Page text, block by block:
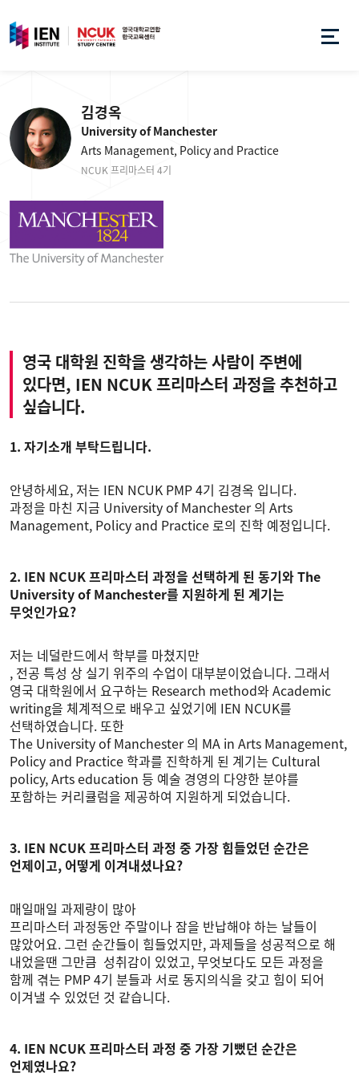
김경옥
University of Manchester
Arts Management, Policy and Practice
NCUK 프리마스터 4기
영국 대학원 진학을 생각하는 사람이 주변에
있다면, IEN NCUK 프리마스터 과정을 추천하고
싶습니다.
1. 자기소개 부탁드립니다.
안녕하세요, 저는 IEN NCUK PMP 4기 김경옥 입니다.
과정을 마친 지금 University of Manchester 의 Arts
Management, Policy and Practice 로의 진학 예정입니다.
2. IEN NCUK 프리마스터 과정을 선택하게 된 동기와 The
University of Manchester를 지원하게 된 계기는
무엇인가요?
저는 네덜란드에서 학부를 마쳤지만
, 전공 특성 상 실기 위주의 수업이 대부분이었습니다. 그래서
영국 대학원에서 요구하는 Research method와 Academic
writing을 체계적으로 배우고 싶었기에 IEN NCUK를
선택하였습니다. 또한
The University of Manchester 의 MA in Arts Management,
Policy and Practice 학과를 진학하게 된 계기는 Cultural
policy, Arts education 등 예술 경영의 다양한 분야를
포함하는 커리큘럼을 제공하여 지원하게 되었습니다.
3. IEN NCUK 프리마스터 과정 중 가장 힘들었던 순간은
언제이고, 어떻게 이겨내셨나요?
매일매일 과제량이 많아
프리마스터 과정동안 주말이나 잠을 반납해야 하는 날들이
많았어요. 그런 순간들이 힘들었지만, 과제들을 성공적으로 해
내었을땐 그만큼 성취감이 있었고, 무엇보다도 모든 과정을
함께 겪는 PMP 4기 분들과 서로 동지의식을 갖고 힘이 되어
이겨낼 수 있었던 것 같습니다.
4. IEN NCUK 프리마스터 과정 중 가장 기뻤던 순간은
언제였나요?